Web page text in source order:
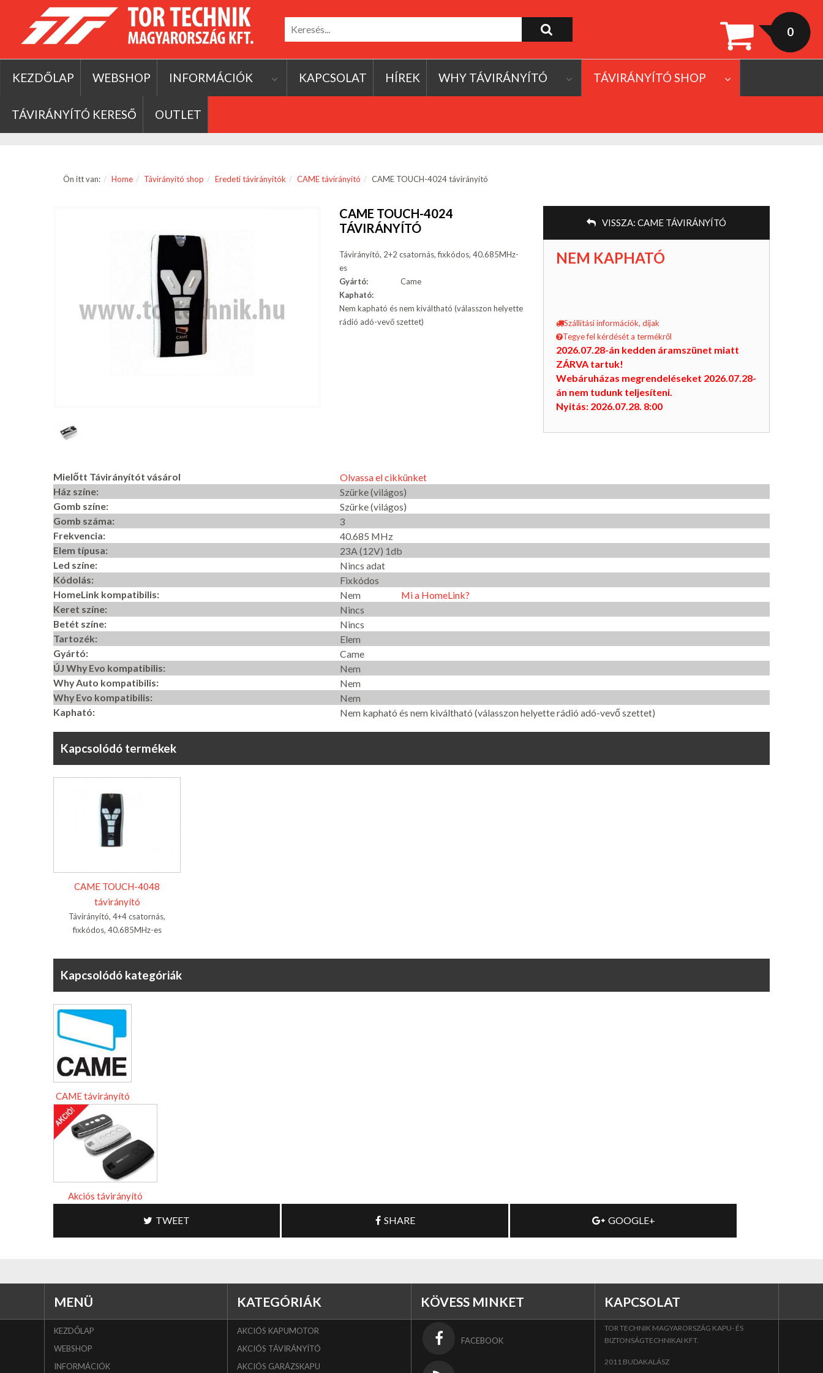
0
KEZDŐLAP WEBSHOP INFORMÁCIÓK KAPCSOLAT HÍREK WHY TÁVIRÁNYÍTÓ TÁVIRÁNYÍTÓ SHOP
TÁVIRÁNYÍTÓ KERESŐ OUTLET
Ön itt van: Home Távirányító shop Eredeti távirányítók CAME távirányító CAME TOUCH-4024 távirányító
CAME TOUCH-4024
TÁVIRÁNYÍTÓ
Távirányító, 2+2 csatornás, fixkódos, 40.685MHz-
es
Gyártó:
Came
Kapható:
Nem kapható és nem kiváltható (válasszon helyette
rádió adó-vevő szettet)
VISSZA: CAME TÁVIRÁNYÍTÓ
NEM KAPHATÓ
Szállítási információk, díjak
Tegye fel kérdését a termékről
2026.07.28-án kedden áramszünet miatt
ZÁRVA tartuk!
Webáruházas megrendeléseket 2026.07.28-
án nem tudunk teljesíteni.
Nyitás: 2026.07.28. 8:00
Mielőtt Távirányítót vásárol
Olvassa el cikkünket
Ház színe:
Szürke (világos)
Gomb színe:
Szürke (világos)
Gomb száma:
3
Frekvencia:
40.685 MHz
Elem típusa:
23A (12V) 1db
Led színe:
Nincs adat
Kódolás:
Fixkódos
HomeLink kompatibilis:
Nem
Mi a HomeLink?
Keret színe:
Nincs
Betét színe:
Nincs
Tartozék:
Elem
Gyártó:
Came
ÚJ Why Evo kompatibilis:
Nem
Why Auto kompatibilis:
Nem
Why Evo kompatibilis:
Nem
Kapható:
Nem kapható és nem kiváltható (válasszon helyette rádió adó-vevő szettet)
Kapcsolódó termékek
CAME TOUCH-4048
távirányító
Távirányító, 4+4 csatornás,
fixkódos, 40.685MHz-es
Kapcsolódó kategóriák
CAME távirányító
Akciós távirányító
TWEET SHARE GOOGLE+
MENÜ
KEZDŐLAP
WEBSHOP
INFORMÁCIÓK
KATEGÓRIÁK
AKCIÓS KAPUMOTOR
AKCIÓS TÁVIRÁNYÍTÓ
AKCIÓS GARÁZSKAPU
KÖVESS MINKET
FACEBOOK
KAPCSOLAT
TOR TECHNIK MAGYARORSZÁG KAPU- ÉS
BIZTONSÁGTECHNIKAI KFT.
2011 BUDAKALÁSZ